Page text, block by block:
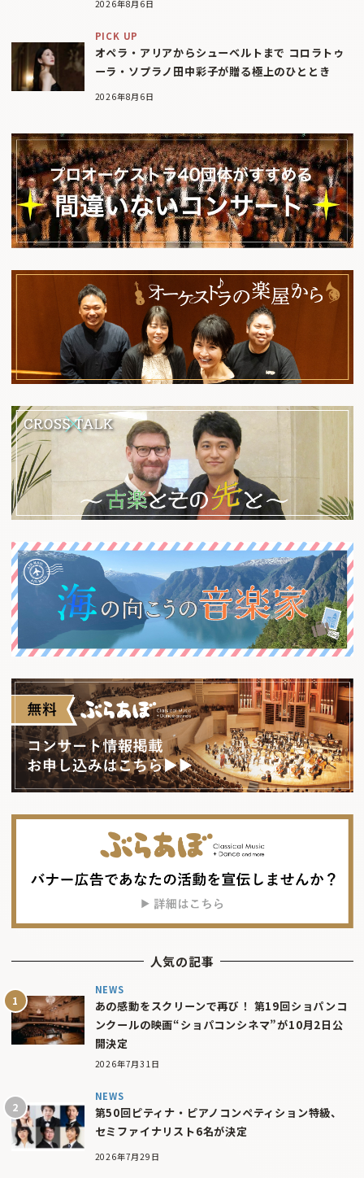
2026年8月6日
PICK UP
オペラ・アリアからシューベルトまで コロラトゥ
ーラ・ソプラノ田中彩子が贈る極上のひととき
2026年8月6日
人気の記事
NEWS
あの感動をスクリーンで再び！ 第19回ショパンコ
ンクールの映画“ショパコンシネマ”が10月2日公
開決定
2026年7月31日
NEWS
第50回ピティナ・ピアノコンペティション特級、
セミファイナリスト6名が決定
2026年7月29日